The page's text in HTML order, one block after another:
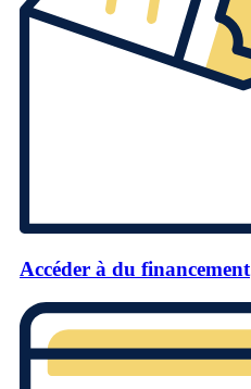
Accéder à du financement